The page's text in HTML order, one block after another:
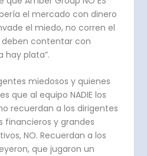
el mercado con dinero
el miedo, no corren el
deben contentar con
hay plata”.
miedosos y quienes
que al equipo NADIE los
recuerdan a los dirigentes
financieros y grandes
NO. Recuerdan a los
que jugaron un